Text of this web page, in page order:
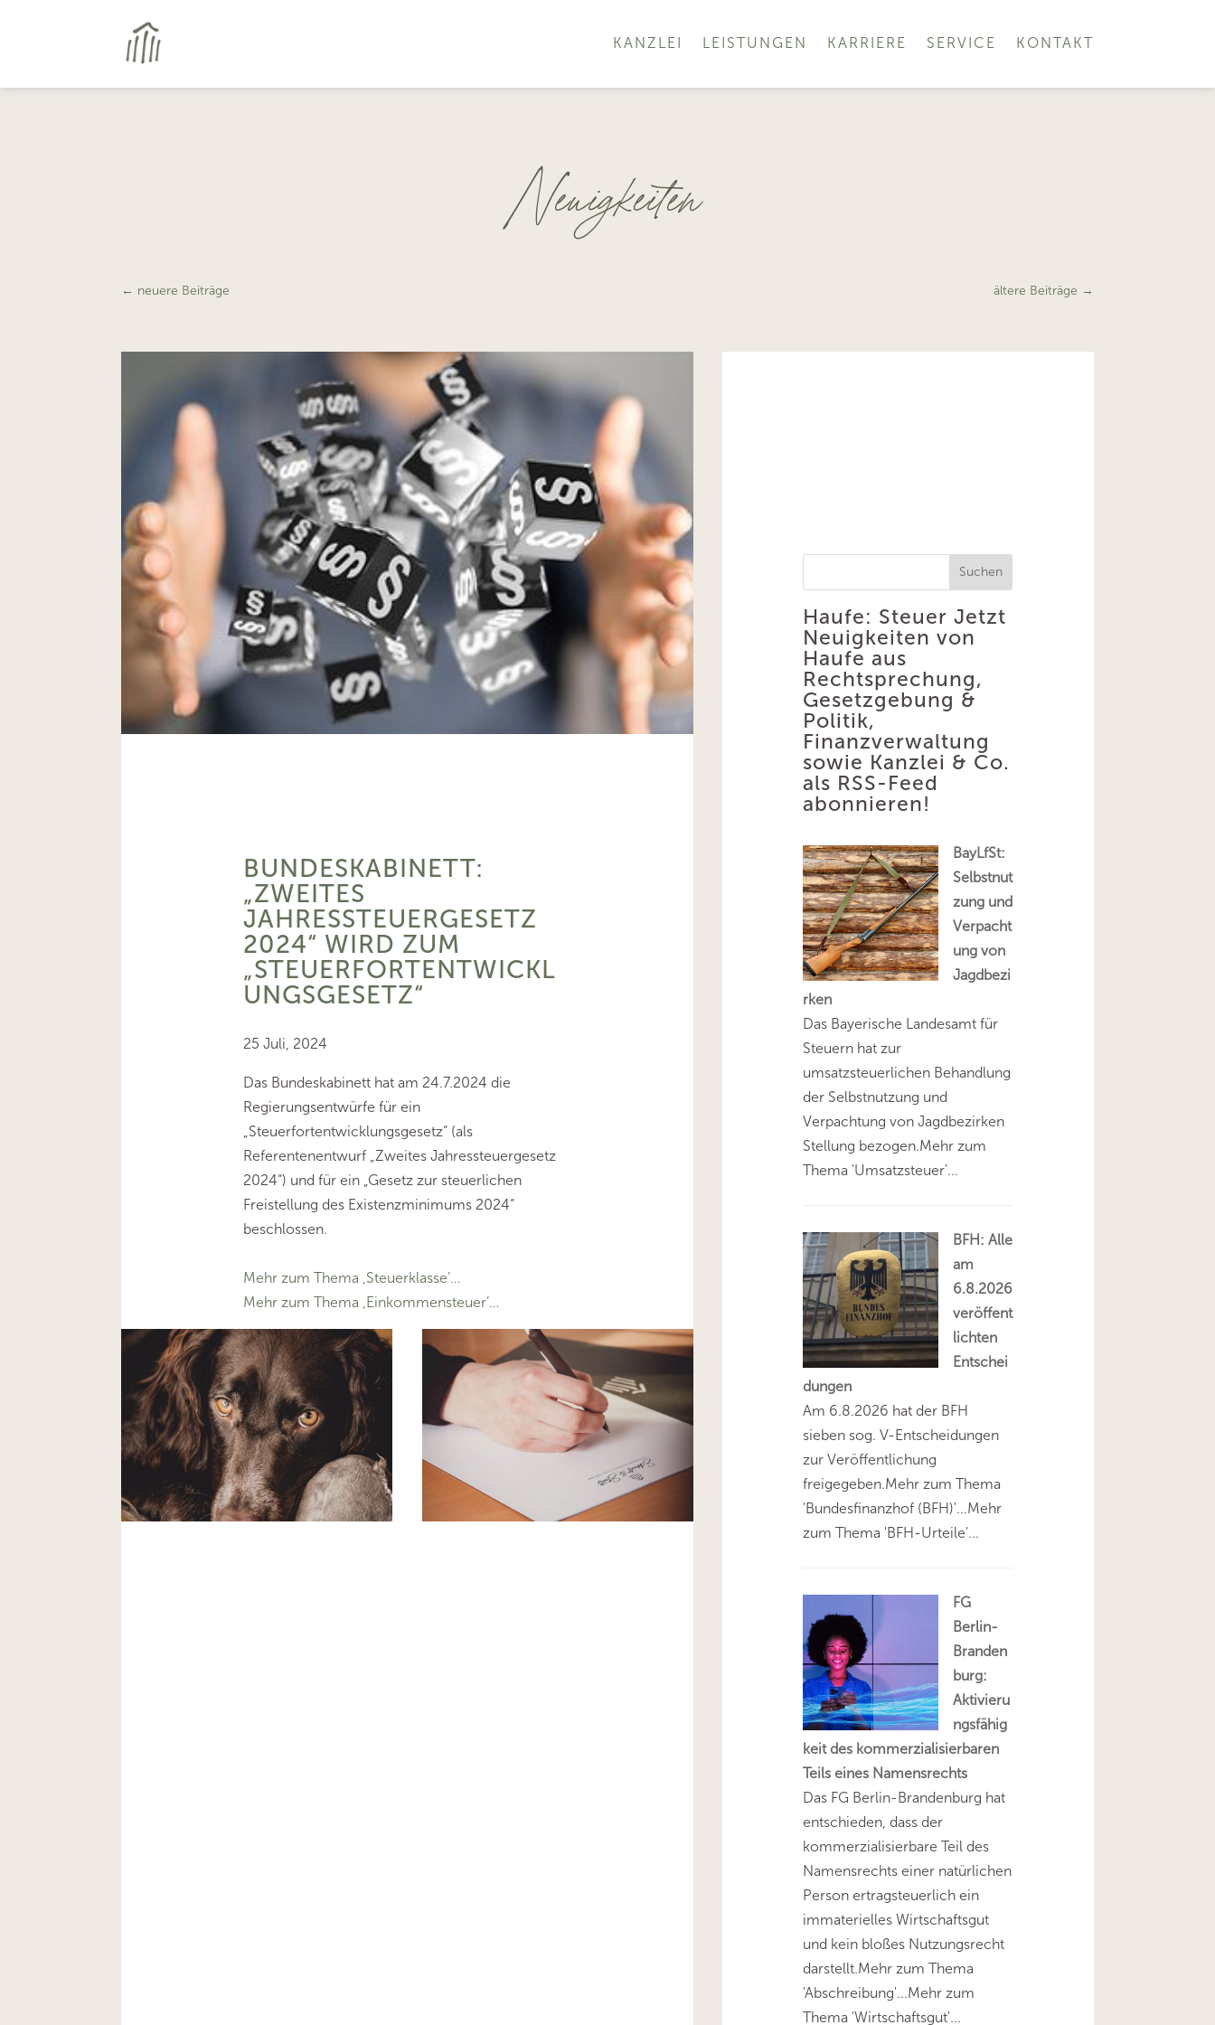
KANZLEI LEISTUNGEN KARRIERE SERVICE KONTAKT
Neuigkeiten
← neuere Beiträge ältere Beiträge →
BUNDESKABINETT:
„ZWEITES
JAHRESSTEUERGESETZ
2024“ WIRD ZUM
„STEUERFORTENTWICKL
UNGSGESETZ“
25 Juli, 2024
Das Bundeskabinett hat am 24.7.2024 die
Regierungsentwürfe für ein
„Steuerfortentwicklungsgesetz“ (als
Referentenentwurf „Zweites Jahressteuergesetz
2024“) und für ein „Gesetz zur steuerlichen
Freistellung des Existenzminimums 2024“
beschlossen.
Mehr zum Thema ‚Steuerklasse’…
Mehr zum Thema ‚Einkommensteuer’…
Suchen
Haufe: Steuer Jetzt
Neuigkeiten von
Haufe aus
Rechtsprechung,
Gesetzgebung &
Politik,
Finanzverwaltung
sowie Kanzlei & Co.
als RSS-Feed
abonnieren!
BayLfSt:
Selbstnut
zung und
Verpacht
ung von
Jagdbezi
rken
Das Bayerische Landesamt für
Steuern hat zur
umsatzsteuerlichen Behandlung
der Selbstnutzung und
Verpachtung von Jagdbezirken
Stellung bezogen.Mehr zum
Thema 'Umsatzsteuer'...
BFH: Alle
am
6.8.2026
veröffent
lichten
Entschei
dungen
Am 6.8.2026 hat der BFH
sieben sog. V-Entscheidungen
zur Veröffentlichung
freigegeben.Mehr zum Thema
'Bundesfinanzhof (BFH)'...Mehr
zum Thema 'BFH-Urteile'...
FG
Berlin-
Branden
burg:
Aktivieru
ngsfähig
keit des kommerzialisierbaren
Teils eines Namensrechts
Das FG Berlin-Brandenburg hat
entschieden, dass der
kommerzialisierbare Teil des
Namensrechts einer natürlichen
Person ertragsteuerlich ein
immaterielles Wirtschaftsgut
und kein bloßes Nutzungsrecht
darstellt.Mehr zum Thema
'Abschreibung'...Mehr zum
Thema 'Wirtschaftsgut'...